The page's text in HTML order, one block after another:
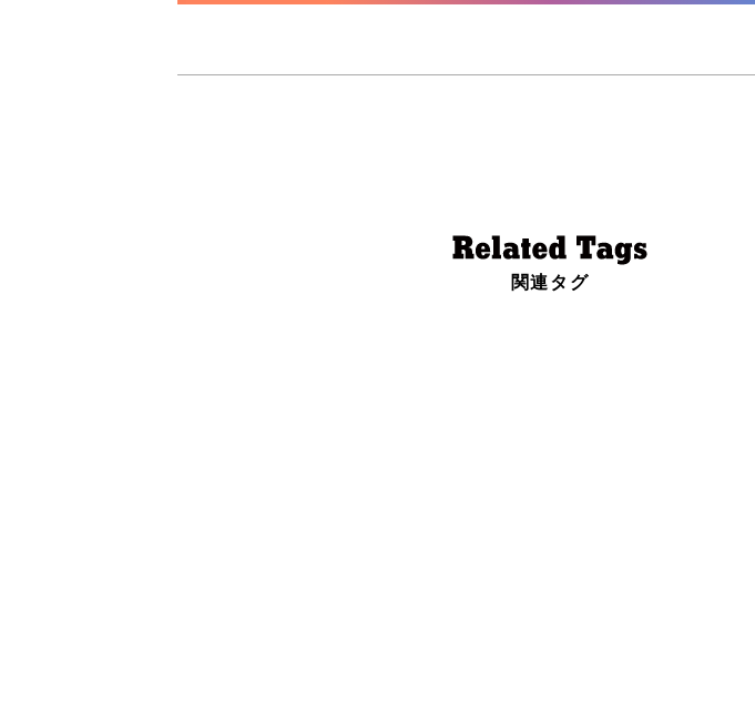
関連タグ